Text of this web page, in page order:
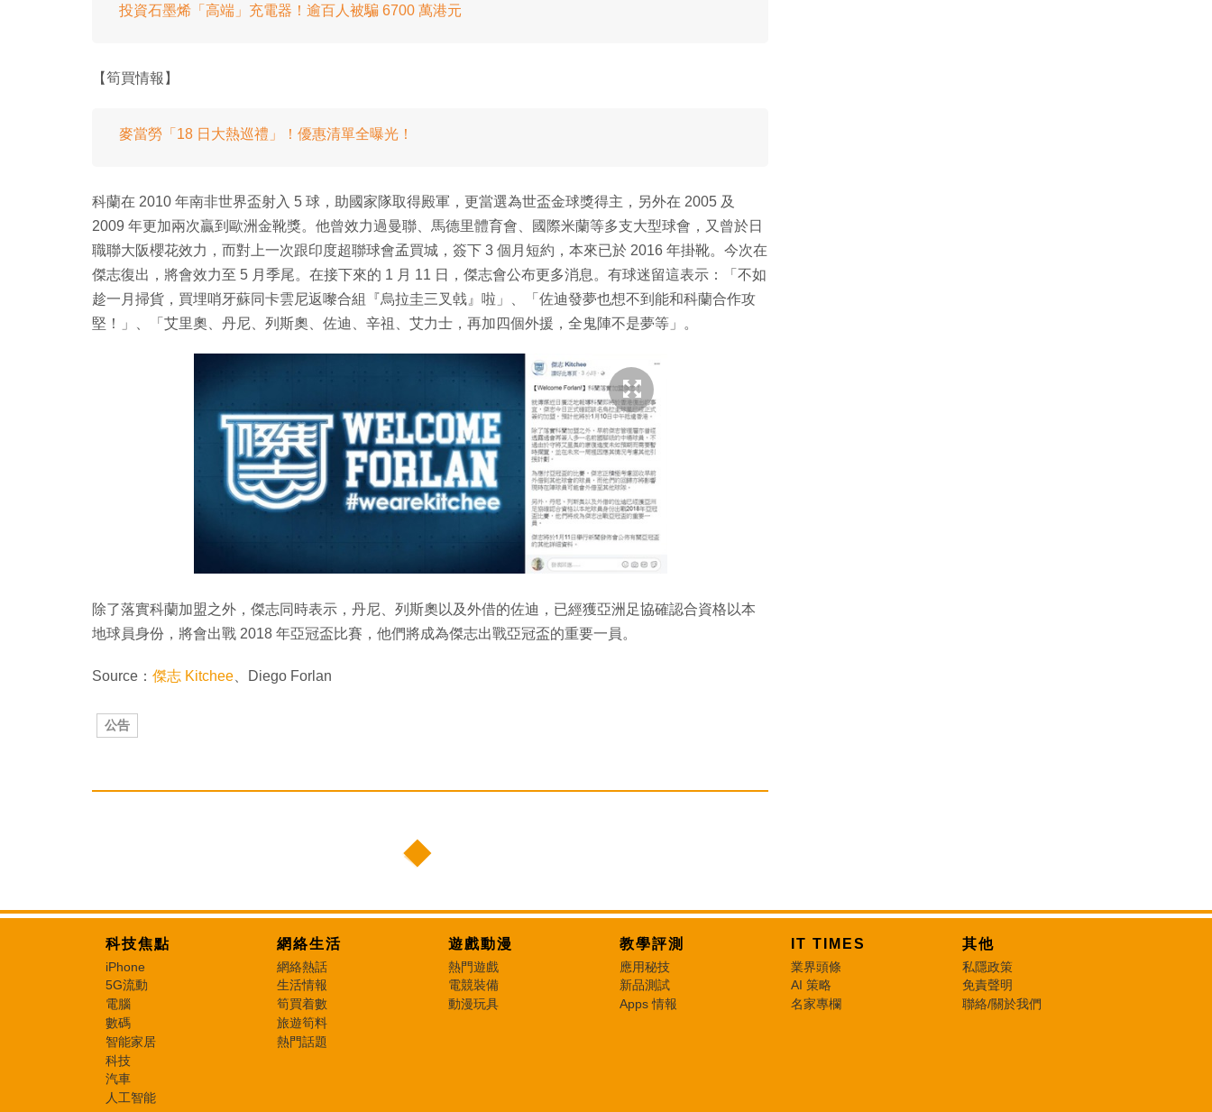
投資石墨烯「高端」充電器！逾百人被騙 6700 萬港元
【筍買情報】
麥當勞「18 日大熱巡禮」！優惠清單全曝光！
科蘭在 2010 年南非世界盃射入 5 球，助國家隊取得殿軍，更當選為世盃金球獎得主，另外在 2005 及
2009 年更加兩次贏到歐洲金靴獎。他曾效力過曼聯、馬德里體育會、國際米蘭等多支大型球會，又曾於日
職聯大阪櫻花效力，而對上一次跟印度超聯球會孟買城，簽下 3 個月短約，本來已於 2016 年掛靴。今次在
傑志復出，將會效力至 5 月季尾。在接下來的 1 月 11 日，傑志會公布更多消息。有球迷留這表示：「不如
趁一月掃貨，買埋哨牙蘇同卡雲尼返嚟合組『烏拉圭三叉㦸』啦」、「佐迪發夢也想不到能和科蘭合作攻
堅！」、「艾里奧、丹尼、列斯奧、佐迪、辛祖、艾力士，再加四個外援，全鬼陣不是夢等」。
除了落實科蘭加盟之外，傑志同時表示，丹尼、列斯奧以及外借的佐迪，已經獲亞洲足協確認合資格以本
地球員身份，將會出戰 2018 年亞冠盃比賽，他們將成為傑志出戰亞冠盃的重要一員。
Source： 傑志 Kitchee 、Diego Forlan
公告
科技焦點
iPhone
5G流動
電腦
數碼
智能家居
科技
汽車
人工智能
網絡生活
網絡熱話
生活情報
筍買着數
旅遊筍料
熱門話題
遊戲動漫
熱門遊戲
電競裝備
動漫玩具
教學評測
應用秘技
新品測試
Apps 情報
IT TIMES
業界頭條
AI 策略
名家專欄
其他
私隱政策
免責聲明
聯絡/關於我們